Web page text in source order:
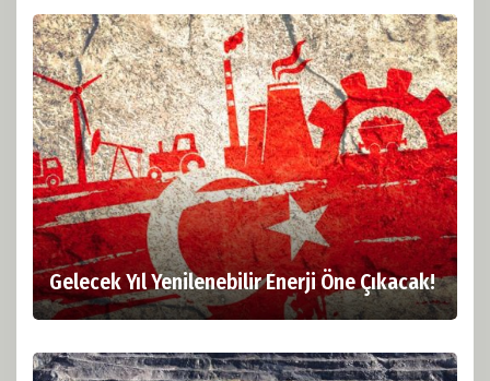
Gelecek Yıl Yenilenebilir Enerji Öne Çıkacak!